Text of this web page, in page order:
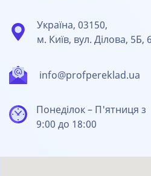
info@profpereklad.ua
Україна, 03150,
м. Київ, вул. Ділова, 5Б,
Понеділок – П'ятниця з
9:00 до 18:00